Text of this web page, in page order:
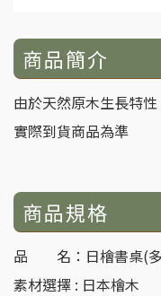
商品簡介
由於天然原木生長特
實際到貨商品為準
商品規格
品 名：日檜書桌(多
素材選擇 : 日本檜木